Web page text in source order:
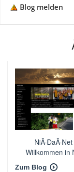
Blog melden
Willkommen in
Dannebergs
Zum Blog